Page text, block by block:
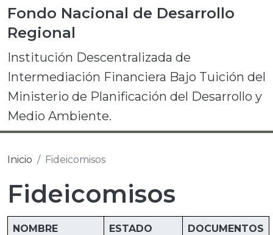
Fondo Nacional de Desarrollo
Regional
Institución Descentralizada de
Intermediación Financiera Bajo Tuición del
Ministerio de Planificación del Desarrollo y
Medio Ambiente.
Inicio Fideicomisos
Fideicomisos
NOMBRE ESTADO DOCUMENTOS